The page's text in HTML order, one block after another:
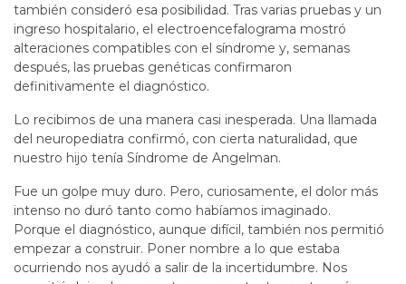
también consideró esa posibilidad. Tras varias pruebas y un
ingreso hospitalario, el electroencefalograma mostró
alteraciones compatibles con el síndrome y, semanas
después, las pruebas genéticas confirmaron
definitivamente el diagnóstico.
Lo recibimos de una manera casi inesperada. Una llamada
del neuropediatra confirmó, con cierta naturalidad, que
nuestro hijo tenía Síndrome de Angelman.
Fue un golpe muy duro. Pero, curiosamente, el dolor más
intenso no duró tanto como habíamos imaginado.
Porque el diagnóstico, aunque difícil, también nos permitió
empezar a construir. Poner nombre a lo que estaba
ocurriendo nos ayudó a salir de la incertidumbre. Nos